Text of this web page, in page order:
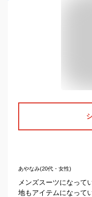
あやなみ(20代・女性)
メンズスーツになって
地もアイテムになって